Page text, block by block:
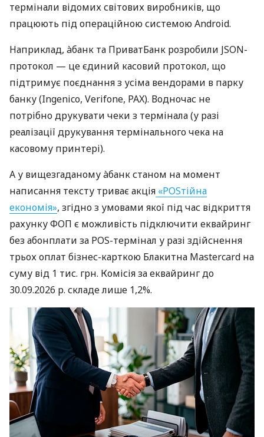
термінали відомих світових виробників, що
працюють під операційною системою Android.
Наприклад, àбанк та ПриватБанк розробили JSON-
протокол — це єдиний касовий протокол, що
підтримує поєднання з усіма вендорами в парку
банку (Ingenico, Verifone, PAX). Водночас не
потрібно друкувати чеки з термінала (у разі
реалізації друкування термінального чека на
касовому принтері).
А у вищезгаданому àбанк станом на момент
написання тексту триває акція «POSтійна
економія», згідно з умовами якої під час відкриття
рахунку ФОП є можливість підключити еквайринг
без абонплати за POS-термінал у разі здійснення
трьох оплат бізнес-карткою Блакитна Mastercard на
суму від 1 тис. грн. Комісія за еквайринг до
30.09.2026 р. складе лише 1,2%.